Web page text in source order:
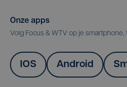
Onze apps
Volg Focus & WTV op je smartphone,
IOS Android